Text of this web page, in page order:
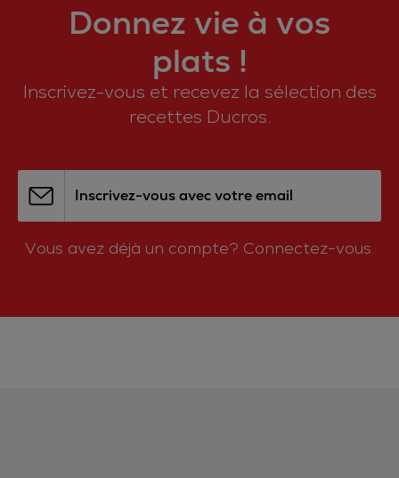
Donnez vie à vos
plats !
Inscrivez-vous et recevez la sélection des
recettes Ducros.
Inscrivez-vous avec votre email
Vous avez déjà un compte? Connectez-vous.